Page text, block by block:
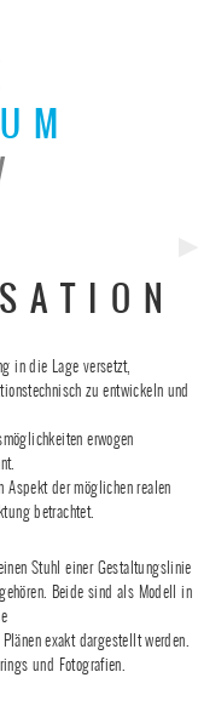
in die Lage versetzt,
zu entwickeln und
erwogen
der möglichen realen
betrachtet.
Stuhl einer Gestaltungslinie
Beide sind als Modell in
exakt dargestellt werden.
und Fotografien.